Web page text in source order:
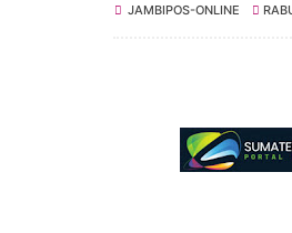
JAMBIPOS-ONLINE